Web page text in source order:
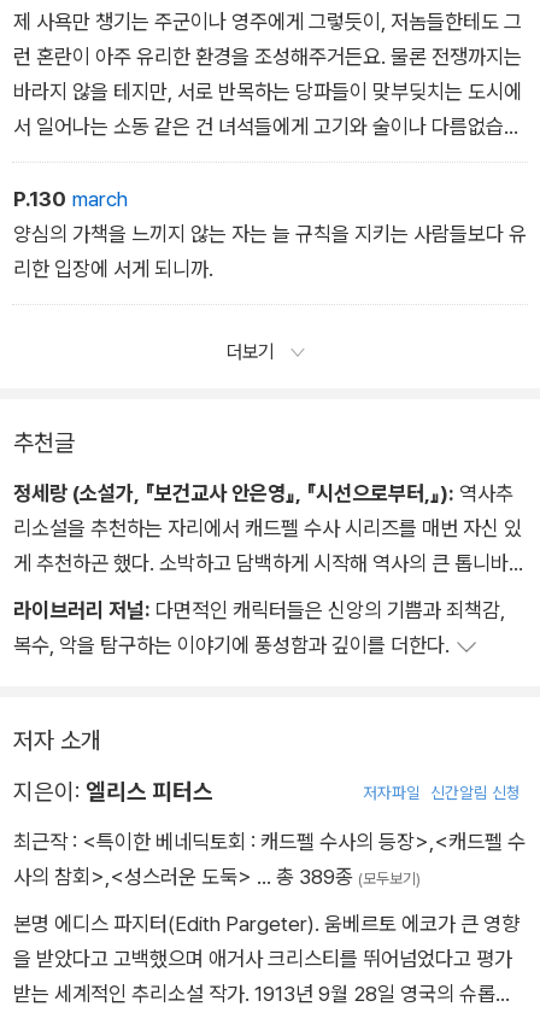
제 사욕만 챙기는 주군이나 영주에게 그렇듯이, 저놈들한테도 그
런 혼란이 아주 유리한 환경을 조성해주거든요. 물론 전쟁까지는
바라지 않을 테지만, 서로 반목하는 당파들이 맞부딪치는 도시에
서 일어나는 소동 같은 건 녀석들에게 고기와 술이나 다름없습니
다. 혼란스러운 소동이 일어나면 놈들은 얼른 다른 이의 뒤로 슬
그머니 다가가 주머니를 털고, 부유해 뵈는 노인들을 후려갈기거
나 칼로 찌르는가 하면, 돈주머니 끈을 살짝 끊어버리죠. 시골에
사는 부류들처럼 숲속으로 들어가 짐승을 사냥하는 쪽보다 그게
훨씬 안전하고 편한 방법이라 생각하는 겁니다.
P.130 march
양심의 가책을 느끼지 않는 자는 늘 규칙을 지키는 사람들보다 유
리한 입장에 서게 되니까.
더보기
추천글
정세랑 (소설가, 『보건교사 안은영』, 『시선으로부터,』): 역사추
리소설을 추천하는 자리에서 캐드펠 수사 시리즈를 매번 자신 있
게 추천하곤 했다. 소박하고 담백하게 시작해 역사의 큰 톱니바퀴
와 힘 있게 맞물려 들어가는 이 놀라운 이야기에 대해 말할 때 한
없이 행복했다. 엘리스 피터스가 육십대 중반에 이처럼 대단한 시
구상했을 작가를 상상하고 만다. 멋진 일은 언제든 시작될 수 있
이 보물 같은 작품들을 통해 믿게 되었다.
라이브러리 저널: 다면적인 캐릭터들은 신앙의 기쁨과 죄책감,
복수, 악을 탐구하는 이야기에 풍성함과 깊이를 더한다.
저자 소개
지은이: 엘리스 피터스 저자파일 신간알림 신청
최근작 : <특이한 베네딕토회 : 캐드펠 수사의 등장>,<캐드펠 수
사의 참회>,<성스러운 도둑> … 총 389종 (모두보기)
본명 에디스 파지터(Edith Pargeter). 움베르토 에코가 큰 영향
을 받았다고 고백했으며 애거사 크리스티를 뛰어넘었다고 평가
받는 세계적인 추리소설 작가. 1913년 9월 28일 영국의 슈롭셔